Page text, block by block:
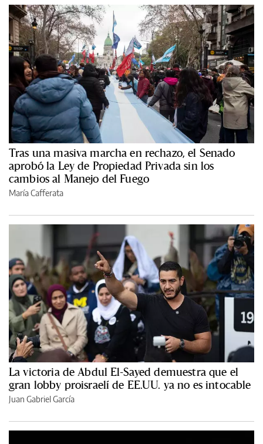
Tras una masiva marcha en rechazo, el Senado
aprobó la Ley de Propiedad Privada sin los
cambios al Manejo del Fuego
María Cafferata
La victoria de Abdul El-Sayed demuestra que el
gran lobby proisraelí de EE.UU. ya no es intocable
Juan Gabriel García